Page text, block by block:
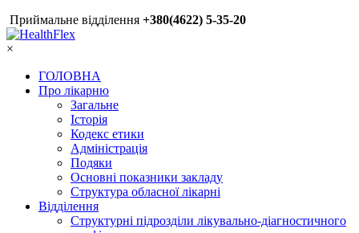
Приймальне відділення +380(4622) 5-35-20
×
ГОЛОВНА
Про лікарню
Загальне
Історія
Кодекс етики
Адміністрація
Подяки
Основні показники закладу
Структура обласної лікарні
Відділення
Структурні підрозділи лікувально-діагностичного